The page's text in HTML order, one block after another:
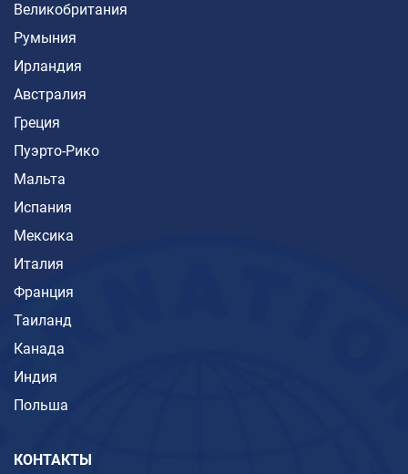
Великобритания
Румыния
Ирландия
Австралия
Греция
Пуэрто-Рико
Мальта
Испания
Мексика
Италия
Франция
Таиланд
Канада
Индия
Польша
КОНТАКТЫ